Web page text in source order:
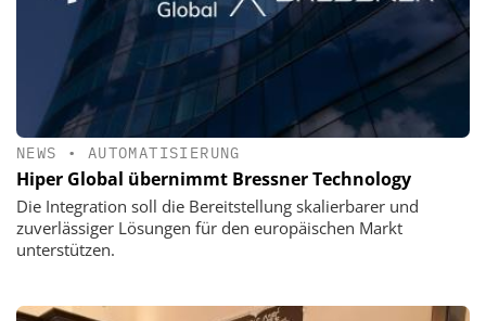
NEWS • AUTOMATISIERUNG
Hiper Global übernimmt Bressner Technology
Die Integration soll die Bereitstellung skalierbarer und
zuverlässiger Lösungen für den europäischen Markt
unterstützen.